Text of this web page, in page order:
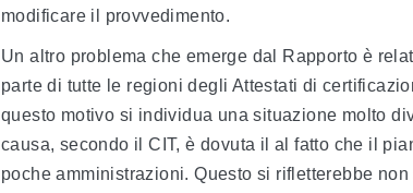
modificare il provvedimento.
Un altro problema che emerge dal Rapporto è
parte di tutte le regioni degli Attestati di
questo motivo si individua una situazione molto
causa, secondo il CIT, è dovuta il al fatto che il
poche amministrazioni. Questo si rifletterebbe